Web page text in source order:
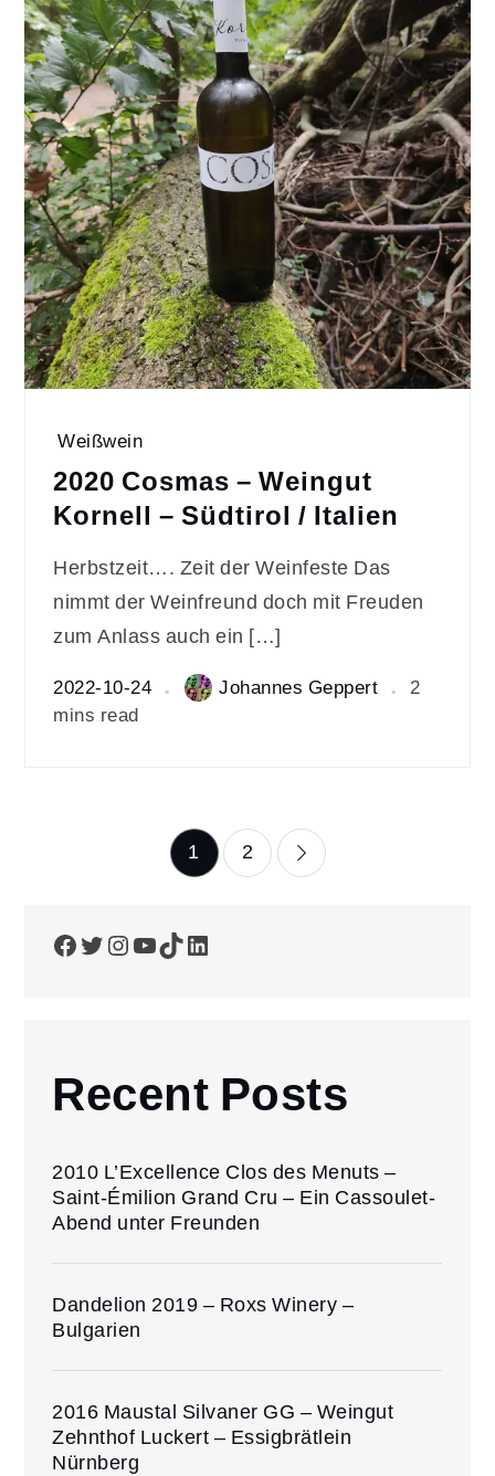
Weißwein
2020 Cosmas – Weingut
Kornell – Südtirol / Italien
Herbstzeit…. Zeit der Weinfeste Das
nimmt der Weinfreund doch mit Freuden
zum Anlass auch ein […]
2022-10-24 Johannes Geppert
2
mins read
Beiträge
1 2
Facebook
Twitter
Instagram
YouTube
TikTokLinkedIn
Recent Posts
2010 L’Excellence Clos des Menuts –
Saint-Émilion Grand Cru – Ein Cassoulet-
Abend unter Freunden
Dandelion 2019 – Roxs Winery –
Bulgarien
2016 Maustal Silvaner GG – Weingut
Zehnthof Luckert – Essigbrätlein
Nürnberg